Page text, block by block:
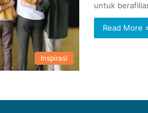
Inspirasi
untuk
Read More »